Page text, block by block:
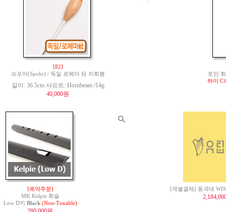
[82]
슈포어(Spohr) / 독일 로헤마 社 지휘봉
길이: 36.5cm 샤프트: Hornbeam /14g
40,000원
토만
하이 C
[예약주문]
MK Kelpie 휘슬
Low D키 Black (Non-Tunable)
[개별결제] 동국대